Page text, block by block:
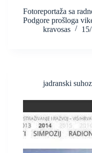
Fotoreportaža sa
Podgore prošloga
kravosas
jadranski